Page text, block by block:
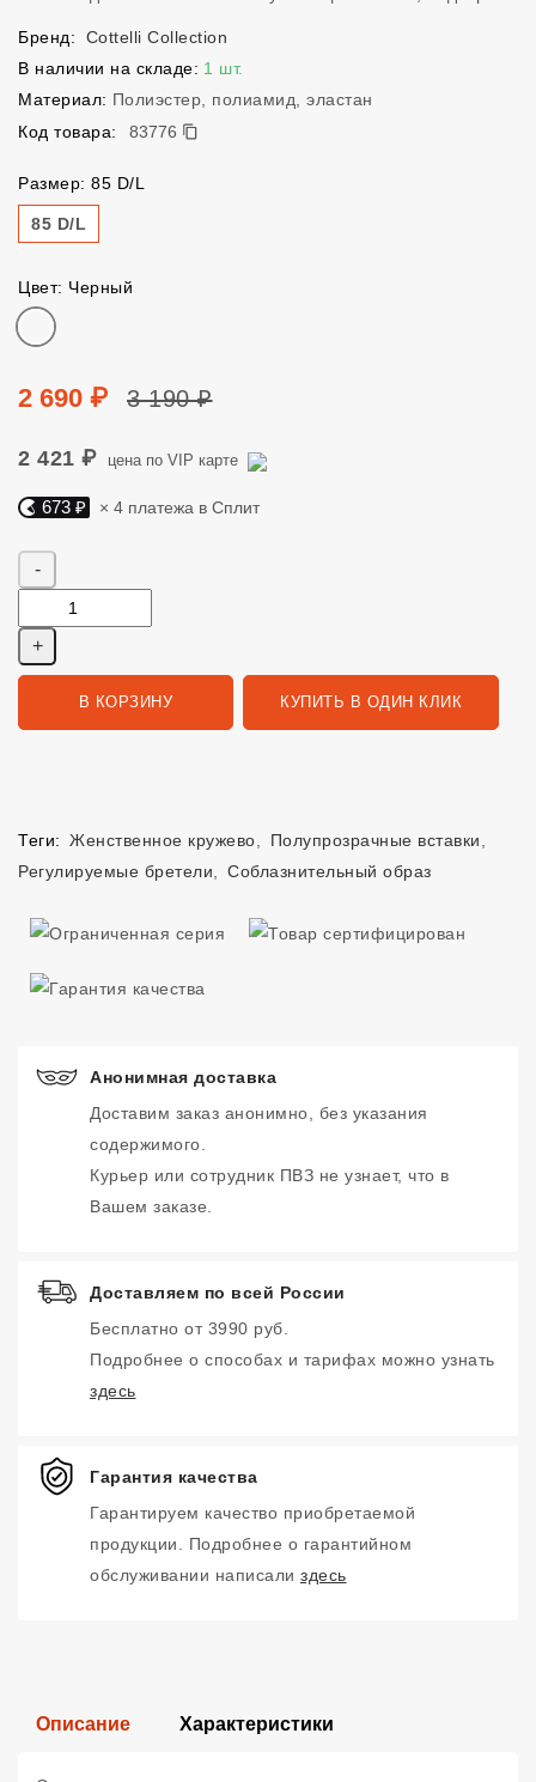
Бренд:
Cottelli Collection
В наличии на складе: 1 шт.
Материал: Полиэстер, полиамид, эластан
Код товара:
83776
83776
Размер: 85 D/L
Размер
85 D/L
Цвет: Черный
Цвет
Цена
2 690 ₽ Цена без скидки
3 190 ₽
2 421 ₽ цена по VIP карте
Яндекс Сплит. 673 руб, 4 платежа в Сплит
673 ₽ × 4 платежа в Сплит
В КОРЗИНУ КУПИТЬ В ОДИН КЛИК
Теги: Женственное кружево Полупрозрачные вставки
Регулируемые бретели
Соблазнительный образ
Анонимная доставка
Доставим заказ анонимно, без указания
содержимого.
Курьер или сотрудник ПВЗ не узнает, что в
Вашем заказе.
Доставляем по всей России
Бесплатно от 3990 руб.
Подробнее о способах и тарифах можно узнать
здесь
Гарантия качества
Гарантируем качество приобретаемой
продукции. Подробнее о гарантийном
обслуживании написали здесь
Описание Характеристики